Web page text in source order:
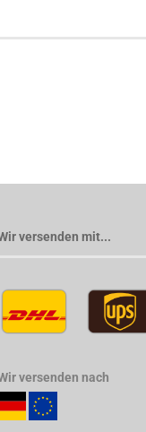
versenden mit...
versenden nach